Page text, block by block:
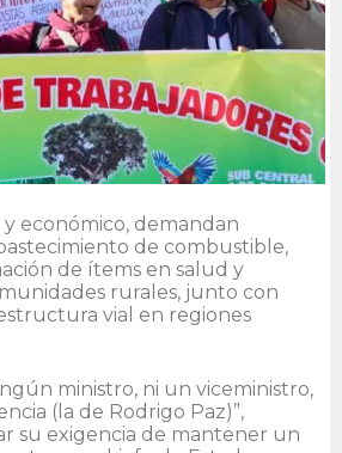
y económico, demandan
de combustible,
de ítems en salud y
rurales, junto con
vial en regiones
ministro, ni un viceministro,
(la de Rodrigo Paz)”,
su exigencia de mantener un